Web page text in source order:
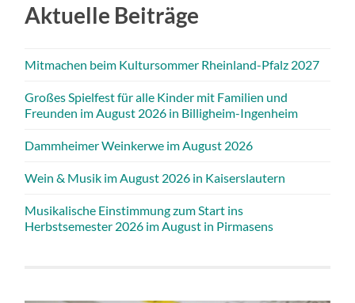
Aktuelle Beiträge
Mitmachen beim Kultursommer Rheinland-Pfalz 2027
Großes Spielfest für alle Kinder mit Familien und
Freunden im August 2026 in Billigheim-Ingenheim
Dammheimer Weinkerwe im August 2026
Wein & Musik im August 2026 in Kaiserslautern
Musikalische Einstimmung zum Start ins
Herbstsemester 2026 im August in Pirmasens